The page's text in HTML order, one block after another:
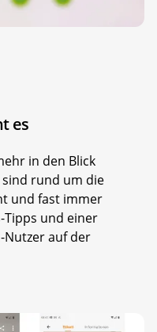
es
in den Blick
rund um die
und fast immer
Tipps und einer
Nutzer auf der